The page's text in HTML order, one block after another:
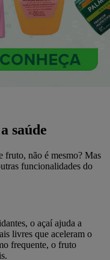
saúde
fruto, não é mesmo? Mas
funcionalidades do
o açaí ajuda a
livres que aceleram o
frequente, o fruto